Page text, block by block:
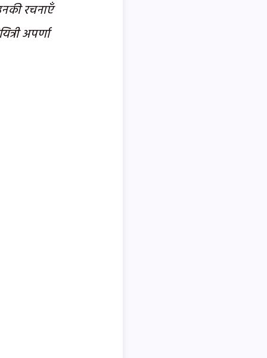
रचनाएँ
अपर्णा